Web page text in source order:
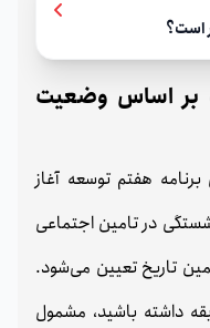
است؟
بر اساس وضعیت
اجرای قانون برنامه هفتم توسعه آغاز
در تامین اجتماعی
تاریخ تعیین می‌شود.
کمتر از 30 سال سابقه داشته باشید، مشمول